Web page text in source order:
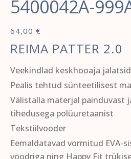
5400042A-
64,00 €
REIMA PATTER 2.0
Veekindlad keskhooaja jalatsid
Pealis tehtud sünteetilisest
Välistalla materjal painduvast
tihedusega polüuretaanist
Tekstiilvooder
Eemaldatavad vormitud EVA-
voodriga ning Happy Fit